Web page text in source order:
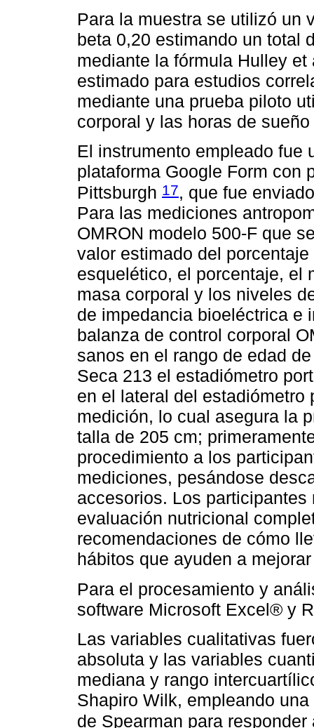
Para la muestra se utilizó un
beta 0,20 estimando un total
mediante la fórmula Hulley
estimado para estudios
mediante una prueba piloto
corporal y las horas de
El instrumento empleado fue
plataforma Google Form con
Pittsburgh 17, que fue
Para las mediciones
OMRON modelo 500-F que
valor estimado del
esquelético, el porcentaje, el
masa corporal y los niveles
de impedancia bioeléctrica e
balanza de control corporal
sanos en el rango de edad
Seca 213 el estadiómetro
en el lateral del
medición, lo cual asegura la
talla de 205 cm;
procedimiento a los
mediciones, pesándose
accesorios. Los
evaluación nutricional
recomendaciones de cómo
hábitos que ayuden a
Para el procesamiento y
software Microsoft Excel® y
Las variables cualitativas
absoluta y las variables
mediana y rango
Shapiro Wilk, empleando
de Spearman para